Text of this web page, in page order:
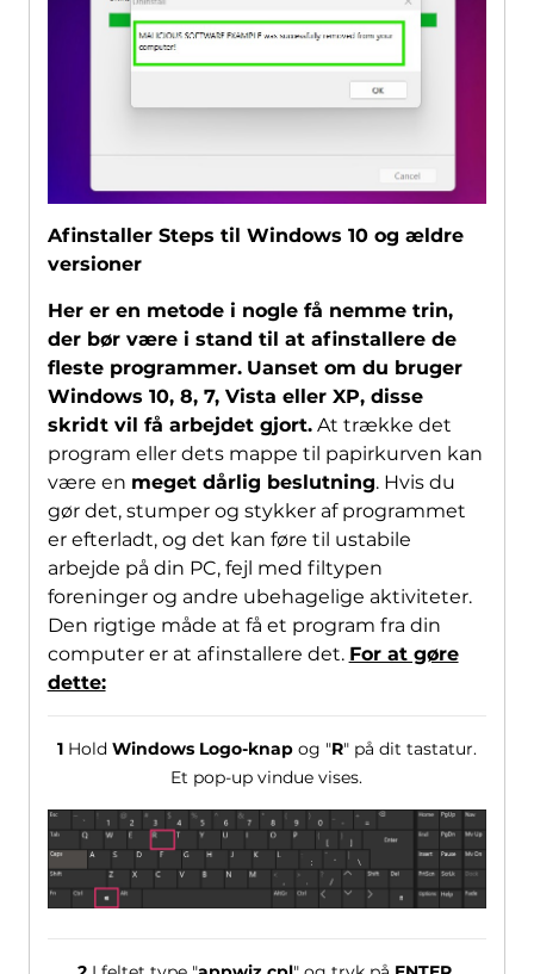
Afinstaller Steps til Windows 10 og ældre
versioner
Her er en metode i nogle få nemme trin,
der bør være i stand til at afinstallere de
fleste programmer. Uanset om du bruger
Windows 10, 8, 7, Vista eller XP, disse
skridt vil få arbejdet gjort.At trække det
program eller dets mappe til papirkurven kan
være en meget dårlig beslutning. Hvis du
gør det, stumper og stykker af programmet
er efterladt, og det kan føre til ustabile
arbejde på din PC, fejl med filtypen
foreninger og andre ubehagelige aktiviteter.
Den rigtige måde at få et program fra din
computer er at afinstallere det. For at gøre
dette:
1Hold Windows Logo-knapog "R" på dit tastatur.
Et pop-up vindue vises.